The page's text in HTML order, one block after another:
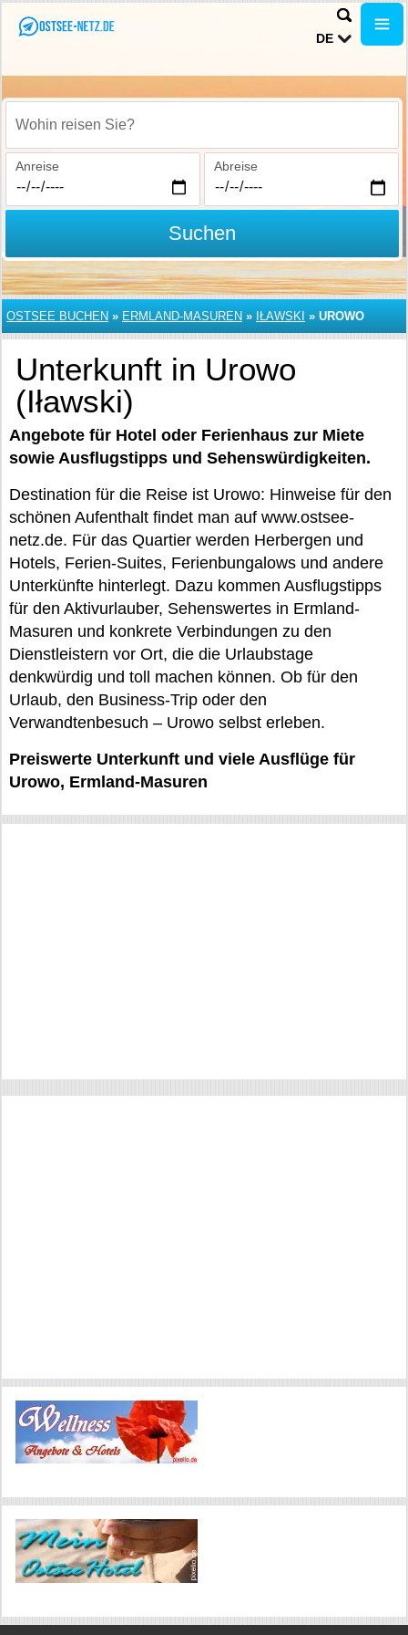
DE
Wohin reisen Sie?
Anreise Abreise
Suchen
OSTSEE BUCHEN » ERMLAND-MASUREN » IŁAWSKI » UROWO
Unterkunft in Urowo
(Iławski)
Angebote für Hotel oder Ferienhaus zur Miete
sowie Ausflugstipps und Sehenswürdigkeiten.
Destination für die Reise ist Urowo: Hinweise für den
schönen Aufenthalt findet man auf www.ostsee-
netz.de. Für das Quartier werden Herbergen und
Hotels, Ferien-Suites, Ferienbungalows und andere
Unterkünfte hinterlegt. Dazu kommen Ausflugstipps
für den Aktivurlauber, Sehenswertes in Ermland-
Masuren und konkrete Verbindungen zu den
Dienstleistern vor Ort, die die Urlaubstage
denkwürdig und toll machen können. Ob für den
Urlaub, den Business-Trip oder den
Verwandtenbesuch – Urowo selbst erleben.
Preiswerte Unterkunft und viele Ausflüge für
Urowo, Ermland-Masuren